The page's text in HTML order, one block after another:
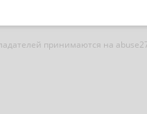
принимаются на